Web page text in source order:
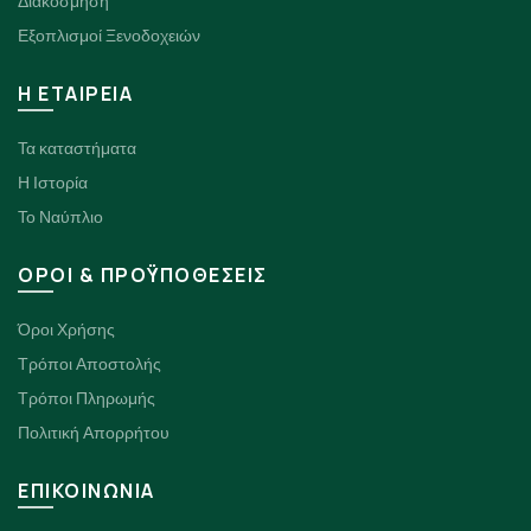
Εξοπλισμοί Ξενοδοχειών
H ΕΤΑΙΡΕΙΑ
Τα καταστήματα
Η Ιστορία
Το Ναύπλιο
ΟΡΟΙ & ΠΡΟΫΠΟΘΕΣΕΙΣ
Όροι Χρήσης
Τρόποι Αποστολής
Τρόποι Πληρωμής
Πολιτική Απορρήτου
ΕΠΙΚΟΙΝΩΝΙΑ